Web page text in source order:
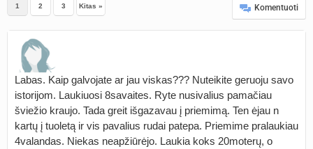
1 2 3 Kitas » Komentuoti
Labas. Kaip galvojate ar jau viskas??? Nuteikite geruoju savo
istorijom. Laukiuosi 8savaites. Ryte nusivalius pamačiau
šviežio kraujo. Tada greit išgazavau į priemimą. Ten ėjau n
kartų į tuoletą ir vis pavalius rudai patepa. Priemime pralaukiau
4valandas. Niekas neapžiūrėjo. Laukia koks 20moterų, o